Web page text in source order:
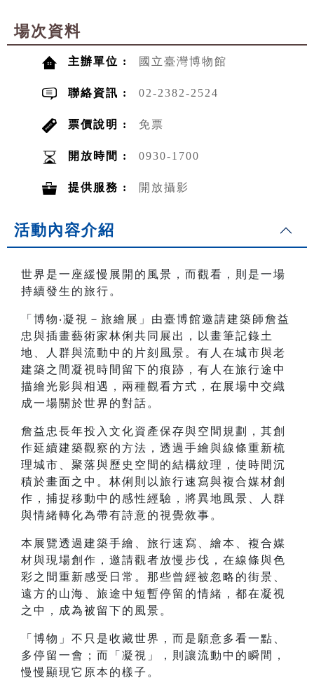
場次資料
主辦單位 : 國立臺灣博物館
聯絡資訊 : 02-2382-2524
票價說明 : 免票
開放時間 : 0930-1700
提供服務 : 開放攝影
活動內容介紹
世界是一座緩慢展開的風景，而觀看，則是一場
持續發生的旅行。
「博物‧凝視－旅繪展」由臺博館邀請建築師詹益
忠與插畫藝術家林俐共同展出，以畫筆記錄土
地、人群與流動中的片刻風景。有人在城市與老
建築之間凝視時間留下的痕跡，有人在旅行途中
描繪光影與相遇，兩種觀看方式，在展場中交織
成一場關於世界的對話。
詹益忠長年投入文化資產保存與空間規劃，其創
作延續建築觀察的方法，透過手繪與線條重新梳
理城市、聚落與歷史空間的結構紋理，使時間沉
積於畫面之中。林俐則以旅行速寫與複合媒材創
作，捕捉移動中的感性經驗，將異地風景、人群
與情緒轉化為帶有詩意的視覺敘事。
本展覽透過建築手繪、旅行速寫、繪本、複合媒
材與現場創作，邀請觀者放慢步伐，在線條與色
彩之間重新感受日常。那些曾經被忽略的街景、
遠方的山海、旅途中短暫停留的情緒，都在凝視
之中，成為被留下的風景。
「博物」不只是收藏世界，而是願意多看一點、
多停留一會；而「凝視」，則讓流動中的瞬間，
慢慢顯現它原本的樣子。